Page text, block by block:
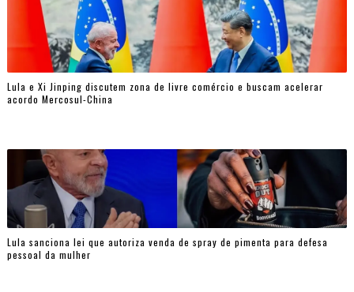
Lula e Xi Jinping discutem zona de livre comércio e buscam acelerar
acordo Mercosul-China
Lula sanciona lei que autoriza venda de spray de pimenta para defesa
pessoal da mulher